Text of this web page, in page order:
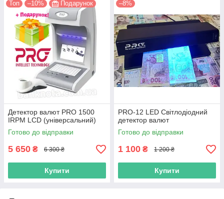
Топ –10% Подарунок
Детектор валют PRO 1500
IRPM LCD (універсальний)
Готово до відправки
5 650 ₴ 6 300 ₴
Купити
–8%
PRO-12 LED Світлодіодний
детектор валют
Готово до відправки
1 100 ₴ 1 200 ₴
Купити